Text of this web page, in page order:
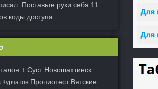
Поставьте руки себя 11
коды доступа.
+ Суст Новошахтинск
Пропиотест Вятские